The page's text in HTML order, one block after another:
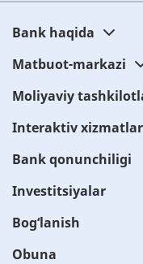
Bank haqida
Matbuot-markazi
Moliyaviy
Interaktiv xizmatlar
Bank qonunchiligi
Investitsiyalar
Bog‘lanish
Obuna